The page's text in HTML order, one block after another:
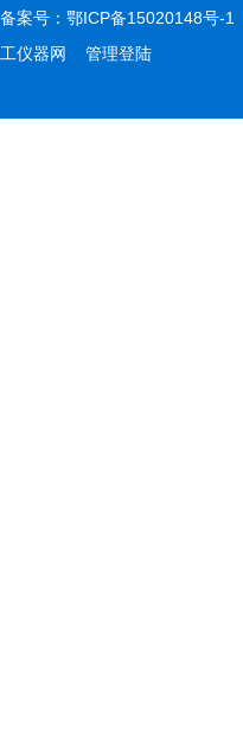
备案号： 鄂ICP备15020148号-1
工仪器网
管理登陆